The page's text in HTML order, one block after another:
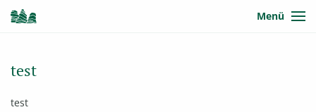
Menü
test
test